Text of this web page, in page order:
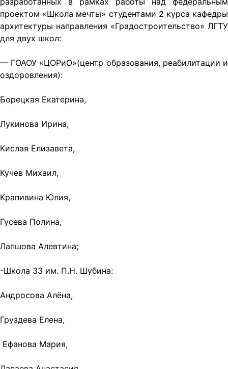
проектом «Школа мечты» студентами 2 курса кафедры
архитектуры направления «Градостроительство» ЛГТУ
для двух школ:
— ГОАОУ «ЦОРиО»(центр образования, реабилитации и
оздоровления):
Борецкая Екатерина,
Лукинова Ирина,
Кислая Елизавета,
Кучев Михаил,
Крапивина Юлия,
Гусева Полина,
Лапшова Алевтина;
-Школа 33 им. П.Н. Шубина:
Андросова Алёна,
Груздева Елена,
Ефанова Мария,